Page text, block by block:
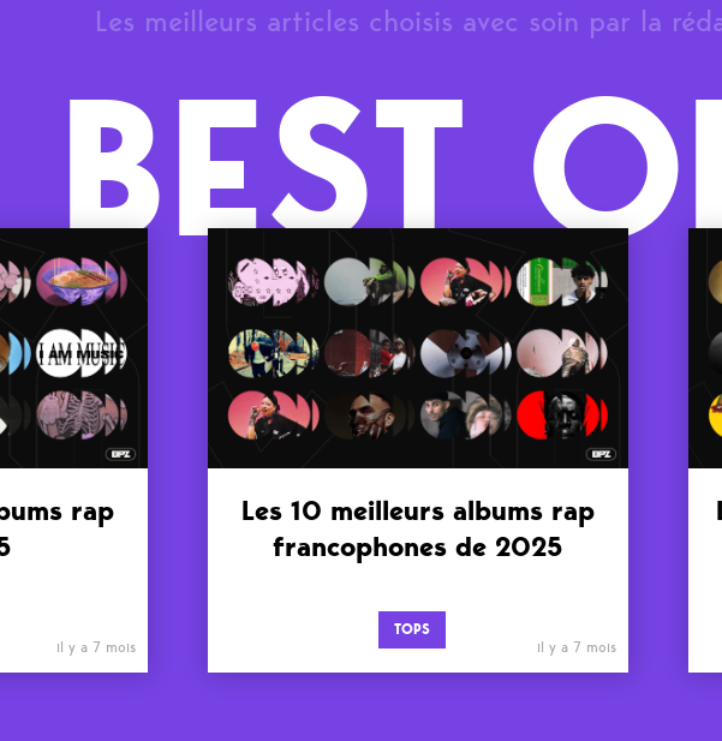
Les meilleurs articles choisis avec soin par la
BEST
rap
il y a 7 mois
Les 10 meilleurs albums rap
francophones de 2025
TOPS
il y a 7 mois